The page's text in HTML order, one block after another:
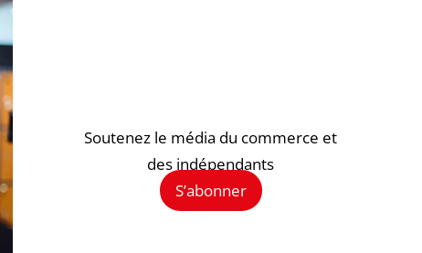
Soutenez le média du commerce et
des indépendants
S’abonner